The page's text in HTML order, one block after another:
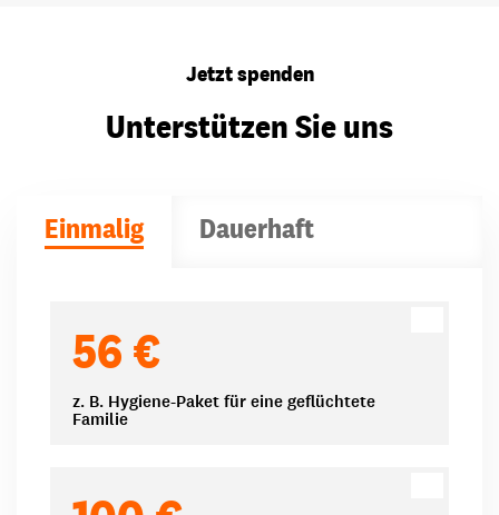
Jetzt spenden
Unterstützen Sie uns
Einmalig Dauerhaft
56 €
z. B. Hygiene-Paket für eine geflüchtete
Familie